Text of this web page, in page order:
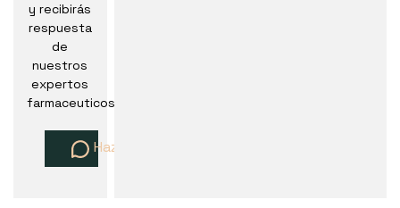
y recibirás
respuesta
de
nuestros
expertos
farmaceuticos
Haz una pregunta